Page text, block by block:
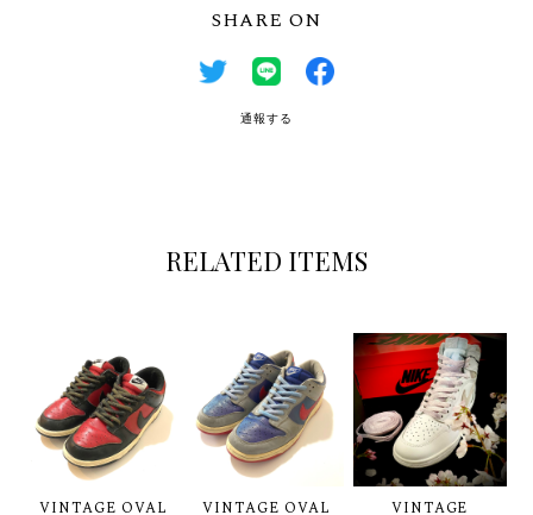
SHARE ON
通報する
RELATED ITEMS
VINTAGE OVAL
VINTAGE OVAL
VINTAGE